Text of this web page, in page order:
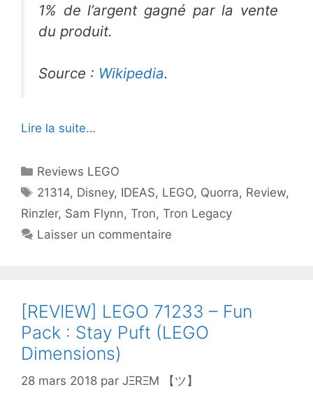
1% de l’argent gagné par la vente
du produit.
Source : Wikipedia.
Lire la suite…
Catégories
Reviews LEGO
Étiquettes
21314, Disney, IDEAS, LEGO, Quorra, Review,
Rinzler, Sam Flynn, Tron, Tron Legacy
Laisser un commentaire
[REVIEW] LEGO 71233 – Fun
Pack : Stay Puft (LEGO
Dimensions)
28 mars 2018 par JΞRΞM 【ツ】